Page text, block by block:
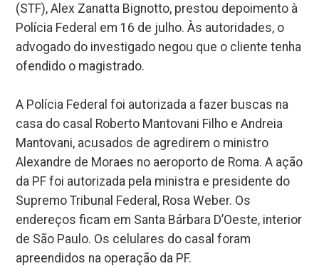
(STF), Alex Zanatta Bignotto, prestou depoimento à
Polícia Federal em 16 de julho. Às autoridades, o
advogado do investigado negou que o cliente tenha
ofendido o magistrado.
A Polícia Federal foi autorizada a fazer buscas na
casa do casal Roberto Mantovani Filho e Andreia
Mantovani, acusados de agredirem o ministro
Alexandre de Moraes no aeroporto de Roma. A ação
da PF foi autorizada pela ministra e presidente do
Supremo Tribunal Federal, Rosa Weber. Os
endereços ficam em Santa Bárbara D’Oeste, interior
de São Paulo. Os celulares do casal foram
apreendidos na operação da PF.